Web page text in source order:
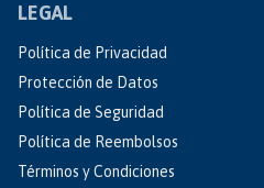
LEGAL
Política de Privacidad
Protección de Datos
Política de Seguridad
Política de Reembolsos
Términos y Condiciones